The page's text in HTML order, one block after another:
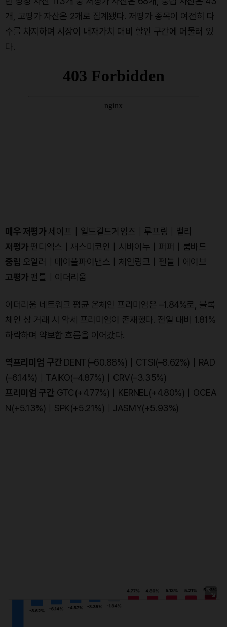
개, 고평가 자산은 2개로 집계됐다. 저평가 종목이 여전히 다
수를 차지하며 시장이 내재가치 대비 할인 구간에 머물러 있
다.
매우 저평가 세이프｜일드길드게임즈｜루프링｜밸리
저평가 펀디엑스｜재스미코인｜시바이누｜퍼퍼｜룸바드
중립 오일러｜메이플파이낸스｜체인링크｜펜들｜에이브
고평가 맨틀｜이더리움
이더리움 네트워크 평균 온체인 프리미엄은 –1.84%로, 블록
체인 상 거래 시 약세 프리미엄이 존재했다. 전일 대비 1.81%
하락하며 약보합 흐름을 이어갔다.
역프리미엄 구간 DENT(–60.88%)｜CTSI(–8.62%)｜RAD
(–6.14%)｜TAIKO(–4.87%)｜CRV(–3.35%)
프리미엄 구간 GTC(+4.77%)｜KERNEL(+4.80%)｜OCEA
N(+5.13%)｜SPK(+5.21%)｜JASMY(+5.93%)